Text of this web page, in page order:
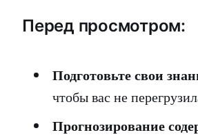
Перед просмотром:
Подготовьте свои
чтобы вас не
Прогнозирование